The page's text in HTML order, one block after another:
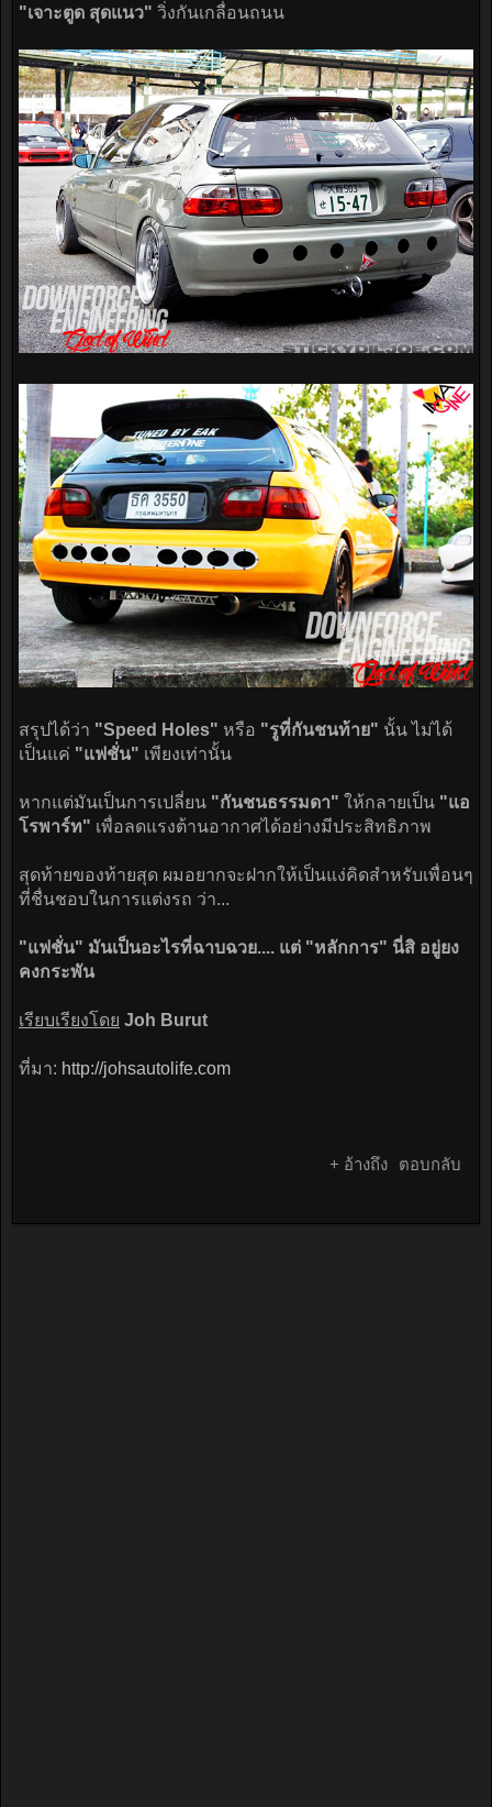
"เจาะตูด สุดแนว" วิ่งกันเกลื่อนถนน
สรุปได้ว่า "Speed Holes" หรือ "รูที่กันชนท้าย" นั้น ไม่ได้
เป็นแค่ "แฟชั่น" เพียงเท่านั้น
หากแต่มันเป็นการเปลี่ยน "กันชนธรรมดา" ให้กลายเป็น "แอ
โรพาร์ท" เพื่อลดแรงต้านอากาศได้อย่างมีประสิทธิภาพ
สุดท้ายของท้ายสุด ผมอยากจะฝากให้เป็นแง่คิดสำหรับเพื่อนๆ
ที่ชื่นชอบในการแต่งรถ ว่า...
"แฟชั่น" มันเป็นอะไรที่ฉาบฉวย.... แต่ "หลักการ" นี่สิ อยู่ยง
คงกระพัน
เรียบเรียงโดย Joh Burut
ที่มา: http://johsautolife.com
+ อ้างถึง ตอบกลับ